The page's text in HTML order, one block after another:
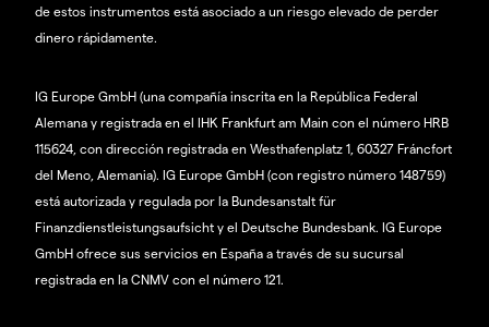
de estos instrumentos está asociado a un riesgo elevado de perder
dinero rápidamente.
IG Europe GmbH (una compañía inscrita en la República Federal
Alemana y registrada en el IHK Frankfurt am Main con el número HRB
115624, con dirección registrada en Westhafenplatz 1, 60327 Fráncfort
del Meno, Alemania). IG Europe GmbH (con registro número 148759)
está autorizada y regulada por la Bundesanstalt für
Finanzdienstleistungsaufsicht y el Deutsche Bundesbank. IG Europe
GmbH ofrece sus servicios en España a través de su sucursal
registrada en la CNMV con el número 121.